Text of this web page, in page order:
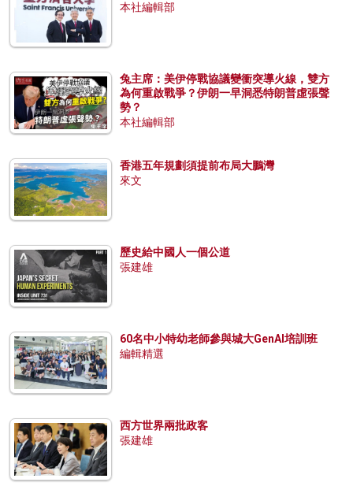
本社編輯部
兔主席：美伊停戰協議變衝突導火線，雙方
為何重啟戰爭？伊朗一早洞悉特朗普虛張聲
勢？
本社編輯部
香港五年規劃須提前布局大鵬灣
來文
歷史給中國人一個公道
張建雄
60名中小特幼老師參與城大GenAI培訓班
編輯精選
西方世界兩批政客
張建雄